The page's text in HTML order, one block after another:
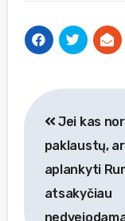
tarp
įrašų
Jei kas
paklaustų,
aplankyti
atsakyčiau